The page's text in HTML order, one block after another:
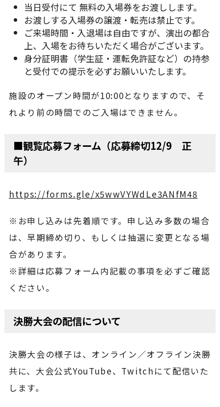
当日受付にて 無料の入場券をお渡しします。
お渡しする入場券の譲渡・転売は禁止です。
ご来場時間・入退場は自由ですが、演出の都合
上、入場をお待ちいただく場合がございます。
身分証明書（学生証・運転免許証など）の持参
と受付での提示を必ずお願いいたします。
施設のオープン時間が10:00となりますので、そ
れより前の時間でのご入場はできません。
■観覧応募フォーム（応募締切12/9 正
午）
https://forms.gle/x5wwVYWdLe3ANfM48
※お申し込みは先着順です。申し込み多数の場合
は、早期締め切り、もしくは抽選に変更となる場
合があります。
※詳細は応募フォーム内記載の事項を必ずご確認
ください。
決勝大会の配信について
決勝大会の様子は、オンライン／オフライン決勝
共に、大会公式YouTube、Twitchにて配信いた
します。